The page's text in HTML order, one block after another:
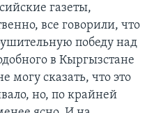
газеты,
все говорили, что
победу над
в Кыргызстане
могу сказать, что это
но, по крайней